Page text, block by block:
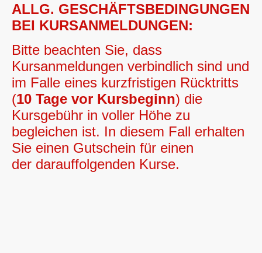
ALLG. GESCHÄFTSBEDINGUNGEN
BEI KURSANMELDUNGEN:
Bitte beachten Sie, dass
Kursanmeldungen verbindlich sind und
im Falle eines kurzfristigen Rücktritts
(10 Tage vor Kursbeginn) die
Kursgebühr in voller Höhe zu
begleichen ist. In diesem Fall erhalten
Sie einen Gutschein für einen
der darauffolgenden Kurse.